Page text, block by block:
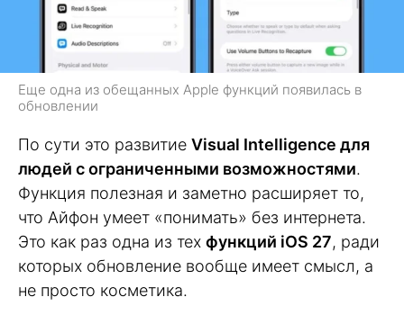
Еще одна из обещанных Apple функций появилась в
обновлении
По сути это развитие Visual Intelligence для
людей с ограниченными возможностями.
Функция полезная и заметно расширяет то,
что Айфон умеет «понимать» без интернета.
Это как раз одна из тех функций iOS 27, ради
которых обновление вообще имеет смысл, а
не просто косметика.